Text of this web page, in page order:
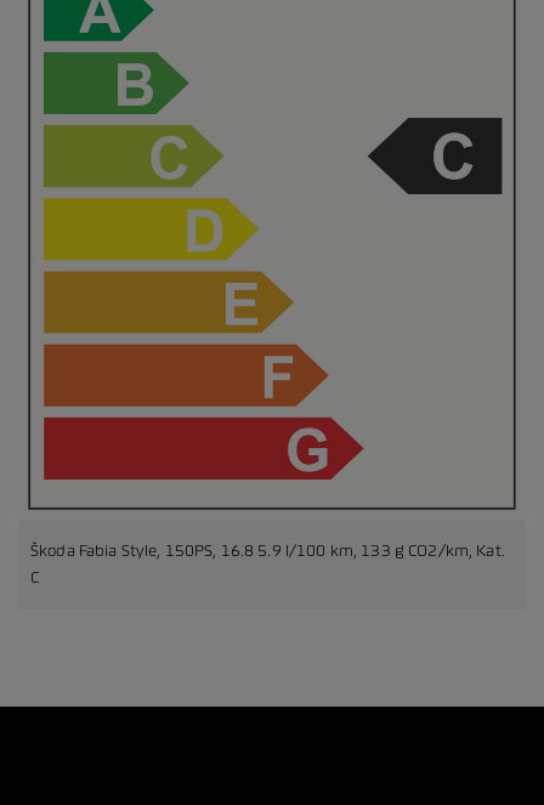
Škoda Fabia Style, 150PS, 16.8 5.9 l/100 km, 133 g CO2/km, Kat.
C